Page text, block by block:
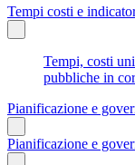
Tempi costi e
Tempi, costi
pubbliche in
Pianificazione e
Pianificazione e